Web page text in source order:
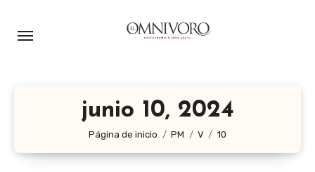
junio 10, 2024
Página de inicio PM V 10